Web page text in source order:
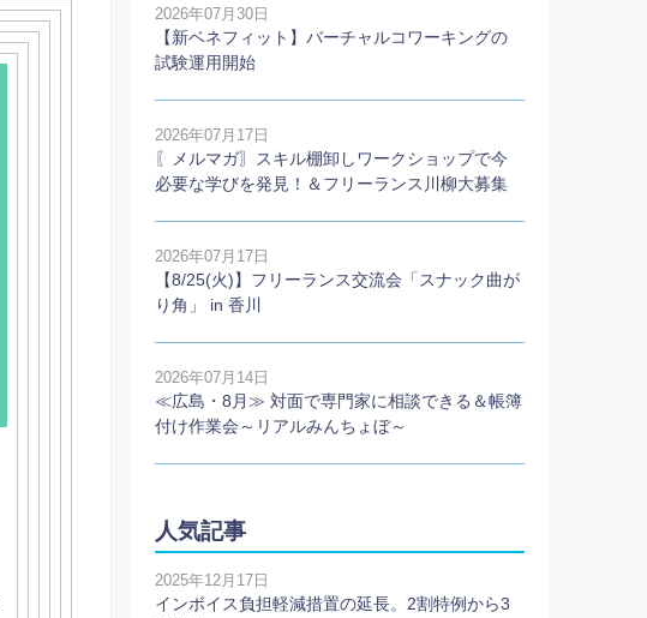
2026年07月30日
【新ベネフィット】バーチャルコワーキングの
試験運用開始
2026年07月17日
〖メルマガ〗スキル棚卸しワークショップで今
必要な学びを発見！＆フリーランス川柳大募集
2026年07月17日
【8/25(火)】フリーランス交流会「スナック曲が
り角」 in 香川
2026年07月14日
≪広島・8月≫ 対面で専門家に相談できる＆帳簿
付け作業会～リアルみんちょぼ～
人気記事
2025年12月17日
インボイス負担軽減措置の延長。2割特例から3